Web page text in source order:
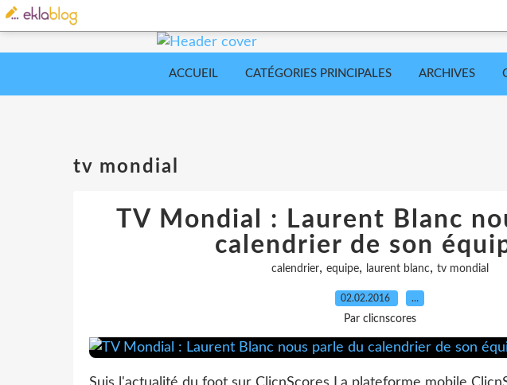
ACCUEIL CATÉGORIES PRINCIPALES ARCHIVES
tv mondial
TV Mondial : Laurent Blanc
calendrier de son
calendrier, equipe, laurent blanc, tv mondial
02.02.2016 …
Par clicnscores